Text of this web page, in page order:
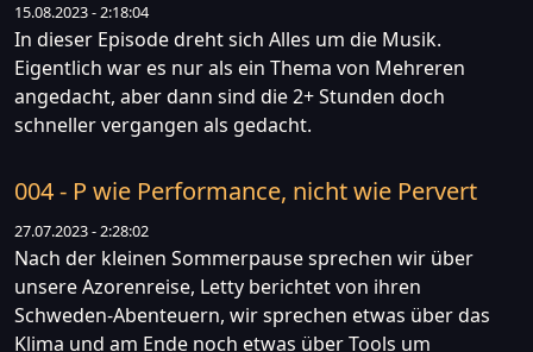
15.08.2023 - 2:18:04
In dieser Episode dreht sich Alles um die Musik.
Eigentlich war es nur als ein Thema von Mehreren
angedacht, aber dann sind die 2+ Stunden doch
schneller vergangen als gedacht.
004 - P wie Performance, nicht wie Pervert
27.07.2023 - 2:28:02
Nach der kleinen Sommerpause sprechen wir über
unsere Azorenreise, Letty berichtet von ihren
Schweden-Abenteuern, wir sprechen etwas über das
Klima und am Ende noch etwas über Tools um